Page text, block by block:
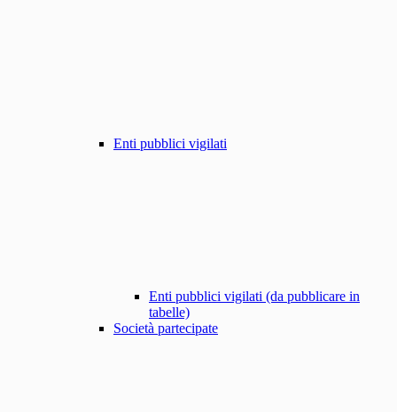
Enti pubblici vigilati
Enti pubblici vigilati (da pubblicare in
tabelle)
Società partecipate